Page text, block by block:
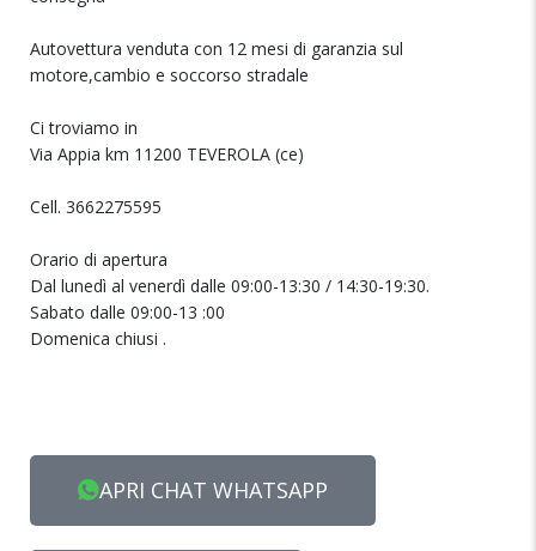
Autovettura venduta con 12 mesi di garanzia sul
motore,cambio e soccorso stradale
Ci troviamo in
Via Appia km 11200 TEVEROLA (ce)
Cell. 3662275595
Orario di apertura
Dal lunedì al venerdì dalle 09:00-13:30 / 14:30-19:30.
Sabato dalle 09:00-13 :00
Domenica chiusi .
APRI CHAT WHATSAPP